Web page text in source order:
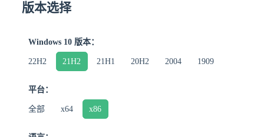
版本选择
Windows 10 版本：
22H2 21H2 21H1 20H2 2004 1909
平台：
全部 x64 x86